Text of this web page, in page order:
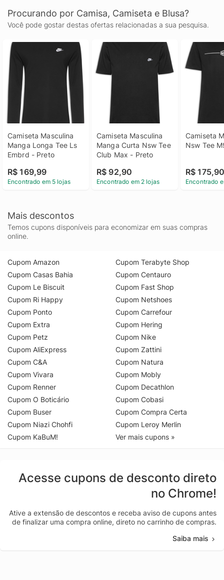
Procurando por Camisa, Camiseta e Blusa?
Você pode gostar destas ofertas relacionadas a sua pesquisa.
Camiseta Masculina
Manga Longa Tee Ls
Embrd - Preto
R$ 169,99
Encontrado em 5 lojas
Camiseta Masculina
Manga Curta Nsw Tee
Club Max - Preto
R$ 92,90
Encontrado em 2 lojas
Camiseta
Nsw Tee
R$
Encontrado
Mais descontos
Temos cupons disponíveis para economizar em suas compras
online.
Cupom Amazon
Cupom Casas Bahia
Cupom Le Biscuit
Cupom Ri Happy
Cupom Ponto
Cupom Extra
Cupom Petz
Cupom AliExpress
Cupom C&A
Cupom Vivara
Cupom Renner
Cupom O Boticário
Cupom Buser
Cupom Niazi Chohfi
Cupom KaBuM!
Cupom Terabyte Shop
Cupom Centauro
Cupom Fast Shop
Cupom Netshoes
Cupom Carrefour
Cupom Hering
Cupom Nike
Cupom Zattini
Cupom Natura
Cupom Mobly
Cupom Decathlon
Cupom Cobasi
Cupom Compra Certa
Cupom Leroy Merlin
Ver mais cupons »
Acesse cupons de desconto direto
no Chrome!
Ative a extensão de descontos e receba aviso de cupons antes
de finalizar uma compra online, direto no carrinho de compras.
Saiba mais